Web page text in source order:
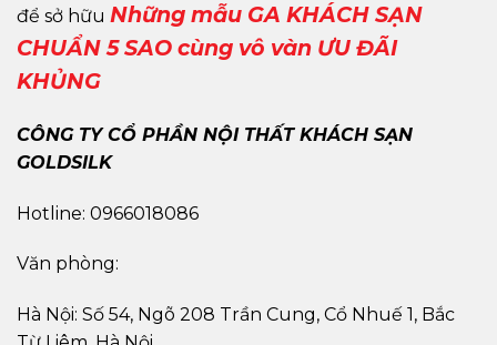
để sở hữu Những mẫu GA KHÁCH SẠN
CHUẨN 5 SAO cùng vô vàn ƯU ĐÃI
KHỦNG
CÔNG TY CỔ PHẦN NỘI THẤT KHÁCH SẠN
GOLDSILK
Hotline: 0966018086
Văn phòng:
Hà Nội: Số 54, Ngõ 208 Trần Cung, Cổ Nhuế 1, Bắc